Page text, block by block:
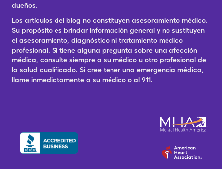
dueños.
Los artículos del blog no constituyen asesoramiento médico.
Su propósito es brindar información general y no sustituyen
el asesoramiento, diagnóstico ni tratamiento médico
profesional. Si tiene alguna pregunta sobre una afección
médica, consulte siempre a su médico u otro profesional de
la salud cualificado. Si cree tener una emergencia médica,
llame inmediatamente a su médico o al 911.